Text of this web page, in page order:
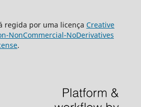
regida por uma licença Creative
NonCommercial-NoDerivatives
.